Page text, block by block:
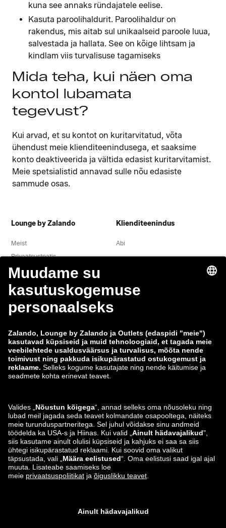
kuna see annaks ründajatele eelise.
Kasuta paroolihaldurit. Paroolihaldur on
rakendus, mis aitab sul unikaalseid paroole luua,
salvestada ja hallata. See on kõige lihtsam ja
kindlam viis turvalisuse tagamiseks
Mida teha, kui näen oma
kontol lubamata
tegevust?
Kui arvad, et su kontot on kuritarvitatud, võta
ühendust meie klienditeenindusega, et saaksime
konto deaktiveerida ja vältida edasist kuritarvitamist.
Meie spetsialistid annavad sulle nõu edasiste
sammude osas.
Lounge by Zalando
Meist
Privaatsusteatis
Õigusteave
Tingimused
Taganemine
Töökohad
Teavita haavatavusest
Tooteohutus
Klienditeenindus
Abi
Zalando Grupp
ABOUT YOU
Makseviisid
Leiad meid ka siit Saatmis- ja tarnepartner